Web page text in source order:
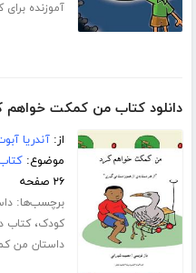
آموزنده برای
دانلود کتاب من کمکت خواهم
از:آندریا
موضوع:
۲۶ صفحه
برچسب‌ها:
کودک،کتاب
داستان من